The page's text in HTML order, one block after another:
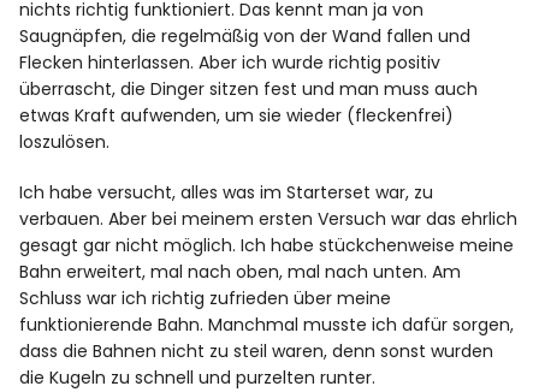
nichts richtig funktioniert. Das kennt man ja von
Saugnäpfen, die regelmäßig von der Wand fallen und
Flecken hinterlassen. Aber ich wurde richtig positiv
überrascht, die Dinger sitzen fest und man muss auch
etwas Kraft aufwenden, um sie wieder (fleckenfrei)
loszulösen.
Ich habe versucht, alles was im Starterset war, zu
verbauen. Aber bei meinem ersten Versuch war das ehrlich
gesagt gar nicht möglich. Ich habe stückchenweise meine
Bahn erweitert, mal nach oben, mal nach unten. Am
Schluss war ich richtig zufrieden über meine
funktionierende Bahn. Manchmal musste ich dafür sorgen,
dass die Bahnen nicht zu steil waren, denn sonst wurden
die Kugeln zu schnell und purzelten runter.